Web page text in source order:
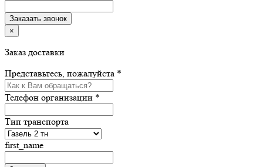
×
Заказ доставки
Представьтесь, пожалуйста *
Телефон организации *
Тип транспорта
first_name